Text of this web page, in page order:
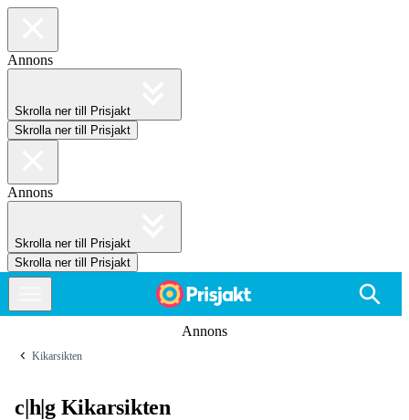
Annons
Skrolla ner till Prisjakt
Skrolla ner till Prisjakt
Annons
Skrolla ner till Prisjakt
Skrolla ner till Prisjakt
Annons
Kikarsikten
c|h|g Kikarsikten